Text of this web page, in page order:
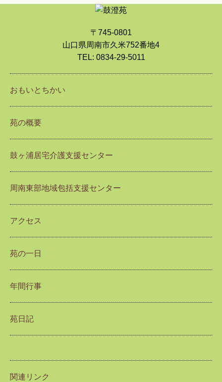
〒745-0801
山口県周南市久米752番地4
TEL: 0834-29-5011
おもいとちかい
苑の概要
鼓ヶ浦居宅介護支援センター
周南東部地域包括支援センター
アクセス
苑の一日
年間行事
苑日記
関連リンク